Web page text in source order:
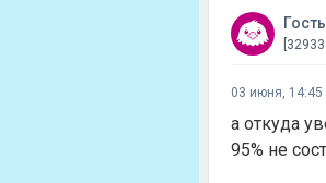
Гость
03 июня, 14:45
а откуда
95% не